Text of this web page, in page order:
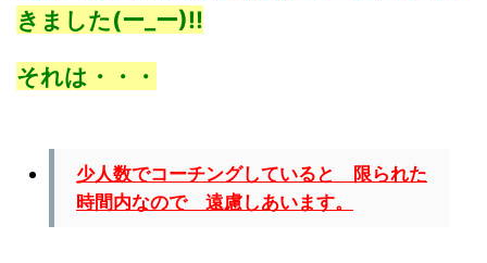
きました(ー_ー)!!
それは・・・
少人数でコーチングしていると 限られた
時間内なので 遠慮しあいます。